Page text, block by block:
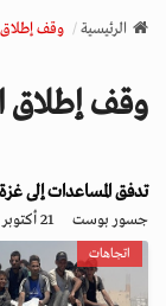
v
a
o
n
الرئيسية وقف إطلاق
وقف إطلاق
تدفق المساعدات إلى
جسور بوست 21 أكتوبر 2025 - 12:23
اتجاهات